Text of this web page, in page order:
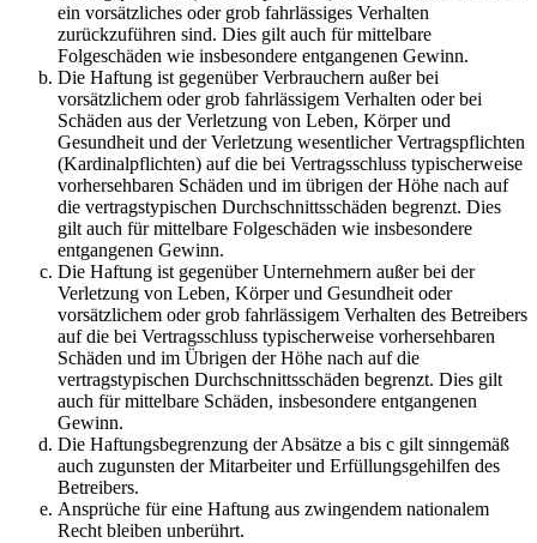
ein vorsätzliches oder grob fahrlässiges Verhalten
zurückzuführen sind. Dies gilt auch für mittelbare
Folgeschäden wie insbesondere entgangenen Gewinn.
Die Haftung ist gegenüber Verbrauchern außer bei
vorsätzlichem oder grob fahrlässigem Verhalten oder bei
Schäden aus der Verletzung von Leben, Körper und
Gesundheit und der Verletzung wesentlicher Vertragspflichten
(Kardinalpflichten) auf die bei Vertragsschluss typischerweise
vorhersehbaren Schäden und im übrigen der Höhe nach auf
die vertragstypischen Durchschnittsschäden begrenzt. Dies
gilt auch für mittelbare Folgeschäden wie insbesondere
entgangenen Gewinn.
Die Haftung ist gegenüber Unternehmern außer bei der
Verletzung von Leben, Körper und Gesundheit oder
vorsätzlichem oder grob fahrlässigem Verhalten des Betreibers
auf die bei Vertragsschluss typischerweise vorhersehbaren
Schäden und im Übrigen der Höhe nach auf die
vertragstypischen Durchschnittsschäden begrenzt. Dies gilt
auch für mittelbare Schäden, insbesondere entgangenen
Gewinn.
Die Haftungsbegrenzung der Absätze a bis c gilt sinngemäß
auch zugunsten der Mitarbeiter und Erfüllungsgehilfen des
Betreibers.
Ansprüche für eine Haftung aus zwingendem nationalem
Recht bleiben unberührt.